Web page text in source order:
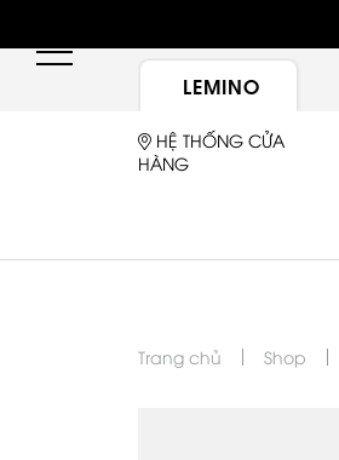
biệt
LEMINO
HỆ THỐNG CỬA
HÀNG
Trang chủ Shop